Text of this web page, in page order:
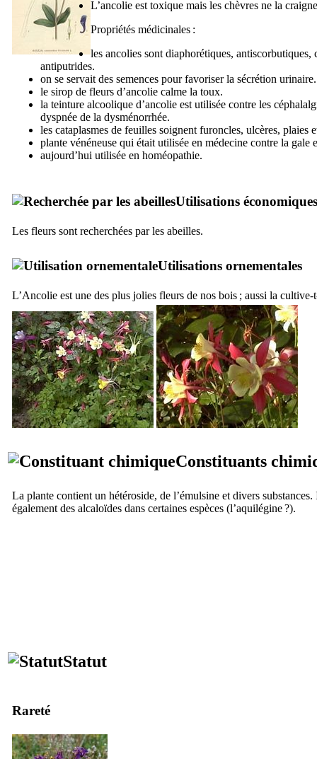
L’ancolie est toxique mais les chèvres ne la
Propriétés médicinales :
les ancolies sont diaphorétiques, antiscorbutiques,
antiputrides.
on se servait des semences pour favoriser la sécrétion urinaire.
le sirop de fleurs d’ancolie calme la toux.
la teinture alcoolique d’ancolie est utilisée contre les
dyspnée de la dysménorrhée.
les cataplasmes de feuilles soignent furoncles, ulcères, plaies
plante vénéneuse qui était utilisée en médecine contre la gale
aujourd’hui utilisée en homéopathie.
Utilisations économiques
Les fleurs sont recherchées par les abeilles.
Utilisations ornementales
L’Ancolie est une des plus jolies fleurs de nos bois ; aussi la
Constituants
La plante contient un hétéroside, de l’émulsine et divers substances.
également des alcaloïdes dans certaines espèces (l’aquilégine ?).
Statut
Rareté